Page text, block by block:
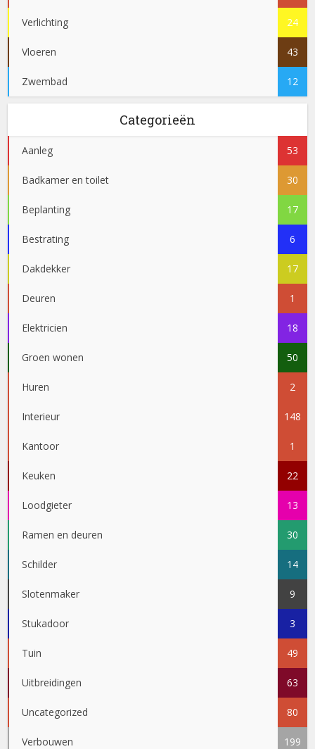
Verlichting 24
Vloeren 43
Zwembad 12
Categorieën
Aanleg 53
Badkamer en toilet 30
Beplanting 17
Bestrating 6
Dakdekker 17
Deuren 1
Elektricien 18
Groen wonen 50
Huren 2
Interieur 148
Kantoor 1
Keuken 22
Loodgieter 13
Ramen en deuren 30
Schilder 14
Slotenmaker 9
Stukadoor 3
Tuin 49
Uitbreidingen 63
Uncategorized 80
Verbouwen 199